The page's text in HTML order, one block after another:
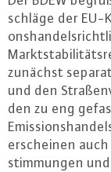
schlä­ge der EU-
zunächst
und den
den zu eng
er­schei­nen
stim­mun­gen